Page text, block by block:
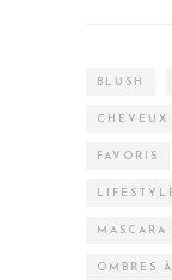
BLUSH
CHEVEUX
FAVORIS
MASCARA
OMBRES